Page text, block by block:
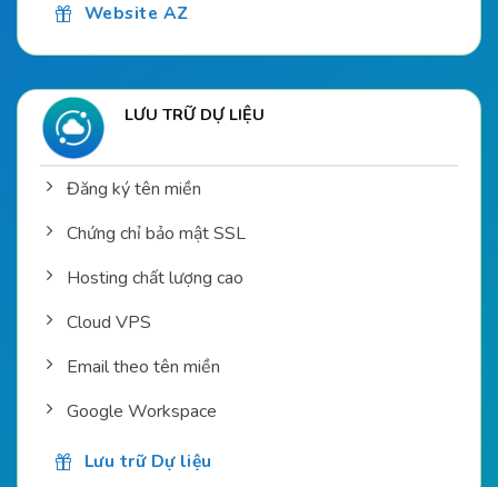
Website AZ
LƯU TRỮ DỰ LIỆU
Đăng ký tên miền
Chứng chỉ bảo mật SSL
Hosting chất lượng cao
Cloud VPS
Email theo tên miền
Google Workspace
Lưu trữ Dự liệu